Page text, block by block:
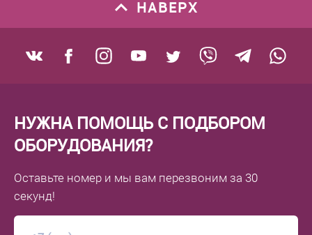
НАВЕРХ
НУЖНА ПОМОЩЬ С ПОДБОРОМ
ОБОРУДОВАНИЯ?
Оставьте номер и мы вам перезвоним за 30
секунд!